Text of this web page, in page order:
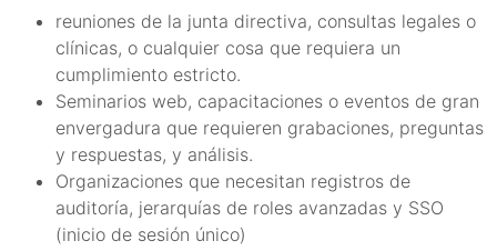
reuniones de la junta directiva, consultas legales o
clínicas, o cualquier cosa que requiera un
cumplimiento estricto.
Seminarios web, capacitaciones o eventos de gran
envergadura que requieren grabaciones, preguntas
y respuestas, y análisis.
Organizaciones que necesitan registros de
auditoría, jerarquías de roles avanzadas y SSO
(inicio de sesión único)